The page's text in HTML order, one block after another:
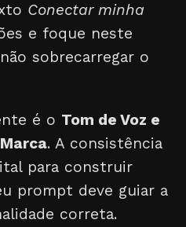
Conectar minha
e foque neste
sobrecarregar o
é o Tom de Voz e
. A consistência
para construir
prompt deve guiar a
correta.